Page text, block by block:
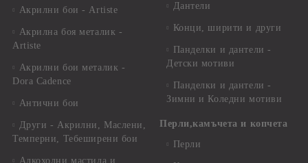
Акрилни бои - Artiste
Акрилна боя металик -
Artiste
Акрилни бои металик -
Dora Cadence
Антични бои
Други - Акрилни, Маслени,
Темперни, Тебеширени бои
Алкохолни мастила и
Дантели
Конци, ширити и други
Панделки и дантели -
Детски мотиви
Панделки и дантели -
Зимни и Коледни мотиви
Перли,камъчета и копчета
Перли